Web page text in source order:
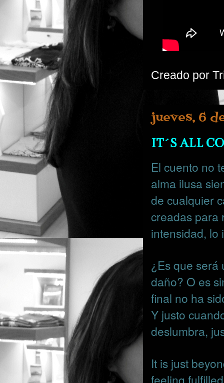
Creado por
jueves, 6
IT´S ALL
El cuento no
alma ilusa
de cualquier
creadas para
intensidad, lo
¿Es que será
daño? O es
final no ha
Y justo
deslumbra,
It is just
feeling